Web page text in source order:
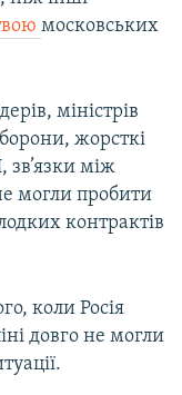
московських
міністрів
жорсткі
зв’язки між
могли пробити
контрактів
коли Росія
довго не могли